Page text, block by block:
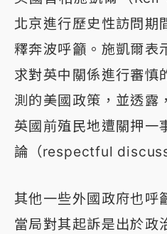
北京進行歷史性訪問期
釋奔波呼籲。施凱爾表
求對英中關係進行審慎
測的美國政策，並透露
英國前殖民地遭關押一
論（respectful
其他一些外國政府也呼
當局對其起訴是出於政